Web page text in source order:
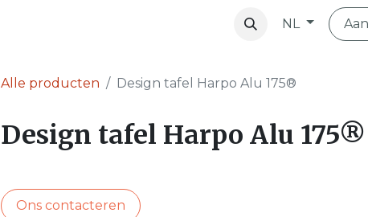
NL
Alle producten Design tafel Harpo Alu 175®
Design tafel Harpo Alu 175®
Ons contacteren